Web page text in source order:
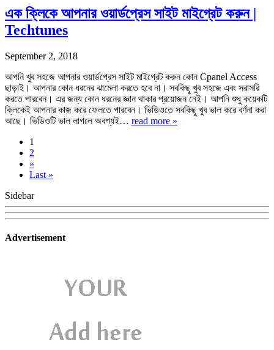
এক ক্লিকে আপনার ওয়ার্ডপ্রেস সাইট মাইগ্রেট করুন |
Techtunes
September 2, 2018
আপনি খুব সহজে আপনার ওয়ার্ডপ্রেস সাইট মাইগ্রেট করুন কোন Cpanel Access
ছাড়াই। আপনার কোন ধরনের ঝামেলা করতে হবে না। সবকিছু খুব সহজে এবং সরাসরি
করতে পারবেন। এর জন্য কোন ধরনের জ্ঞান থাকার প্রয়োজন নেই। আপনি শুধু কয়েকটি
ক্লিকেই আপনার কাজ করে ফেলতে পারবেন। ভিডিওতে সবকিছু খুব ভাল করে বর্ণনা করা
আছে। ভিডিওটি ভাল লাগলে অবশ্যই… read more »
1
2
»
Last »
Sidebar
Advertisement